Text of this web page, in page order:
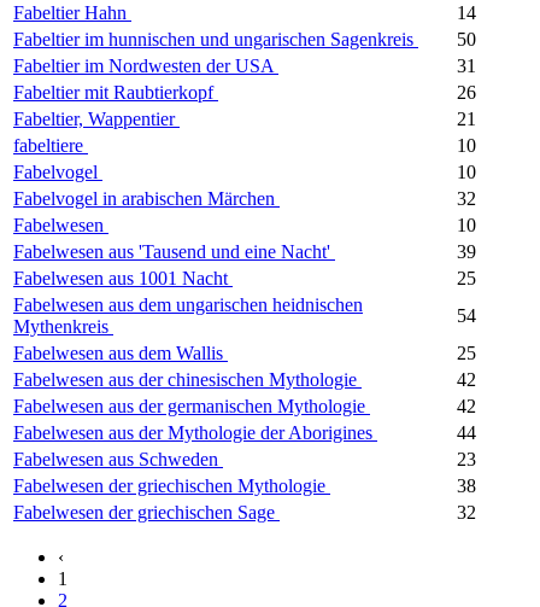
Fabeltier Hahn
14
Fabeltier im hunnischen und ungarischen Sagenkreis
50
Fabeltier im Nordwesten der USA
31
Fabeltier mit Raubtierkopf
26
Fabeltier, Wappentier
21
fabeltiere
10
Fabelvogel
10
Fabelvogel in arabischen Märchen
32
Fabelwesen
10
Fabelwesen aus 'Tausend und eine Nacht'
39
Fabelwesen aus 1001 Nacht
25
Fabelwesen aus dem ungarischen heidnischen
Mythenkreis
54
Fabelwesen aus dem Wallis
25
Fabelwesen aus der chinesischen Mythologie
42
Fabelwesen aus der germanischen Mythologie
42
Fabelwesen aus der Mythologie der Aborigines
44
Fabelwesen aus Schweden
23
Fabelwesen der griechischen Mythologie
38
Fabelwesen der griechischen Sage
32
‹
1
2